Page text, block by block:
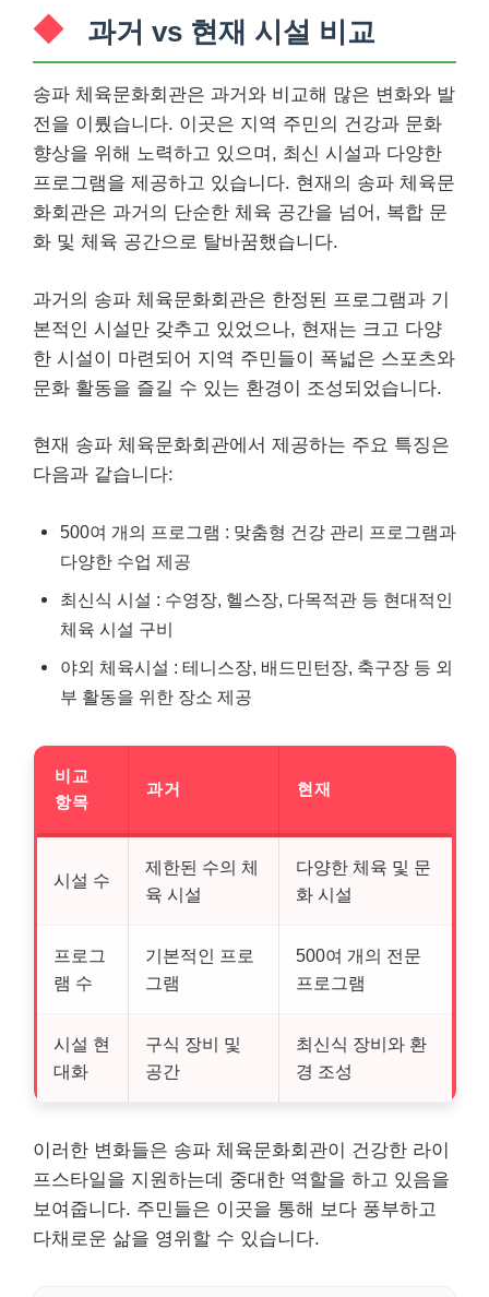
과거 vs 현재 시설 비교
송파 체육문화회관은 과거와 비교해 많은 변화와 발
전을 이뤘습니다. 이곳은 지역 주민의 건강과 문화
향상을 위해 노력하고 있으며, 최신 시설과 다양한
프로그램을 제공하고 있습니다. 현재의 송파 체육문
화회관은 과거의 단순한 체육 공간을 넘어, 복합 문
화 및 체육 공간으로 탈바꿈했습니다.
과거의 송파 체육문화회관은 한정된 프로그램과 기
본적인 시설만 갖추고 있었으나, 현재는 크고 다양
한 시설이 마련되어 지역 주민들이 폭넓은 스포츠와
문화 활동을 즐길 수 있는 환경이 조성되었습니다.
현재 송파 체육문화회관에서 제공하는 주요 특징은
다음과 같습니다:
500여 개의 프로그램 : 맞춤형 건강 관리 프로그램과
다양한 수업 제공
최신식 시설 : 수영장, 헬스장, 다목적관 등 현대적인
체육 시설 구비
야외 체육시설 : 테니스장, 배드민턴장, 축구장 등 외
부 활동을 위한 장소 제공
비교
항목
과거 현재
시설 수
제한된 수의 체
육 시설
다양한 체육 및 문
화 시설
프로그
램 수
기본적인 프로
그램
500여 개의 전문
프로그램
시설 현
대화
구식 장비 및
공간
최신식 장비와 환
경 조성
이러한 변화들은 송파 체육문화회관이 건강한 라이
프스타일을 지원하는데 중대한 역할을 하고 있음을
보여줍니다. 주민들은 이곳을 통해 보다 풍부하고
다채로운 삶을 영위할 수 있습니다.